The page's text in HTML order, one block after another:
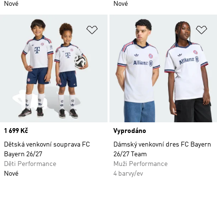
Nové
Nové
Přidat do seznamu přání
Price
1 699 Kč
Dětská venkovní souprava FC
Bayern 26/27
Děti Performance
Nové
Vyprodáno
Dámský venkovní dres FC Bayern
26/27 Team
Muži Performance
4 barvy/ev